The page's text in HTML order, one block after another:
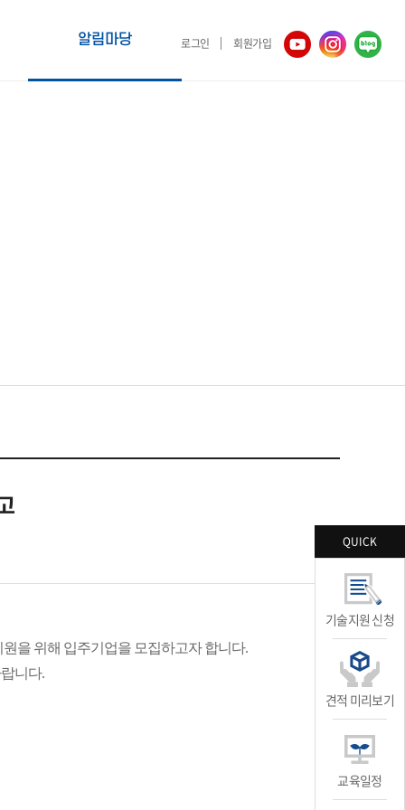
로그인 회원가입
알림마당
QUICK
기술지원 신청
견적 미리보기
교육일정
을 위해 입주기업을 모집하고자 합니다.
니다.